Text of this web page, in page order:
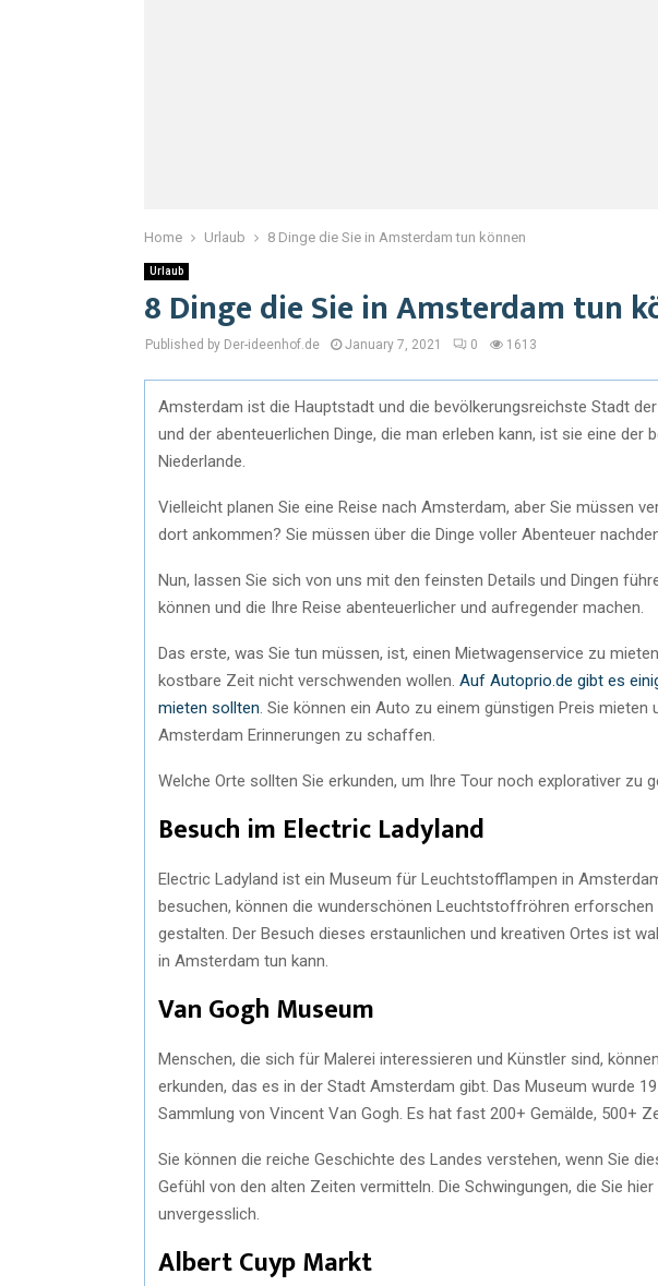
Home Urlaub 8 Dinge die Sie in Amsterdam tun können
Urlaub
8 Dinge die Sie in Amsterdam tun
Published by Der-ideenhof.de January 7, 2021 0 1613
Amsterdam ist die Hauptstadt und die bevölkerungsreichste Stadt
und der abenteuerlichen Dinge, die man erleben kann, ist sie eine
Niederlande.
Vielleicht planen Sie eine Reise nach Amsterdam, aber Sie müssen
dort ankommen? Sie müssen über die Dinge voller Abenteuer
Nun, lassen Sie sich von uns mit den feinsten Details und Dingen
können und die Ihre Reise abenteuerlicher und aufregender machen.
Das erste, was Sie tun müssen, ist, einen Mietwagenservice zu
kostbare Zeit nicht verschwenden wollen. Auf Autoprio.de gibt es
mieten sollten . Sie können ein Auto zu einem günstigen Preis
Amsterdam Erinnerungen zu schaffen.
Welche Orte sollten Sie erkunden, um Ihre Tour noch explorativer zu
Besuch im Electric Ladyland
Electric Ladyland ist ein Museum für Leuchtstofflampen in
besuchen, können die wunderschönen Leuchtstoffröhren
gestalten. Der Besuch dieses erstaunlichen und kreativen Ortes ist
in Amsterdam tun kann.
Van Gogh Museum
Menschen, die sich für Malerei interessieren und Künstler sind,
erkunden, das es in der Stadt Amsterdam gibt. Das Museum wurde
Sammlung von Vincent Van Gogh. Es hat fast 200+ Gemälde, 500+
Sie können die reiche Geschichte des Landes verstehen, wenn Sie
Gefühl von den alten Zeiten vermitteln. Die Schwingungen, die Sie
unvergesslich.
Albert Cuyp Markt